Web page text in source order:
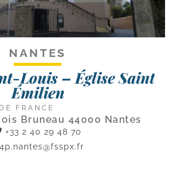
NANTES
Louis – Église Saint
Émilien
FRANCE
Bruneau 44000 Nantes
+33 2 40 29 48 70